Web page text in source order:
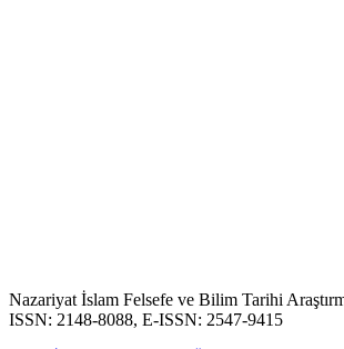
Nazariyat İslam Felsefe ve Bilim Tarihi
ISSN: 2148-8088, E-ISSN: 2547-9415